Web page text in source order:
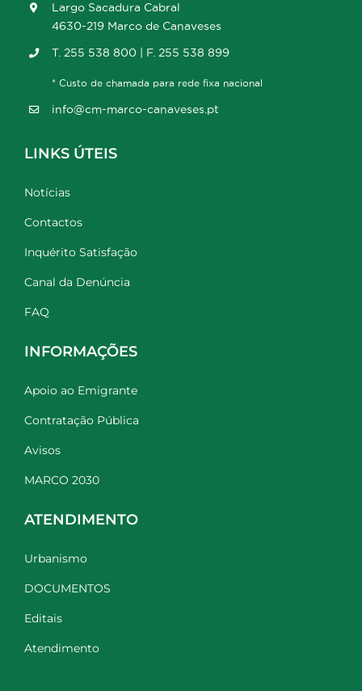
Largo Sacadura Cabral
4630-219 Marco de Canaveses
T. 255 538 800 | F. 255 538 899
* Custo de chamada para rede fixa nacional
info@cm-marco-canaveses.pt
LINKS ÚTEIS
Notícias
Contactos
Inquérito Satisfação
Canal da Denúncia
FAQ
INFORMAÇÕES
Apoio ao Emigrante
Contratação Pública
Avisos
MARCO 2030
ATENDIMENTO
Urbanismo
DOCUMENTOS
Editais
Atendimento